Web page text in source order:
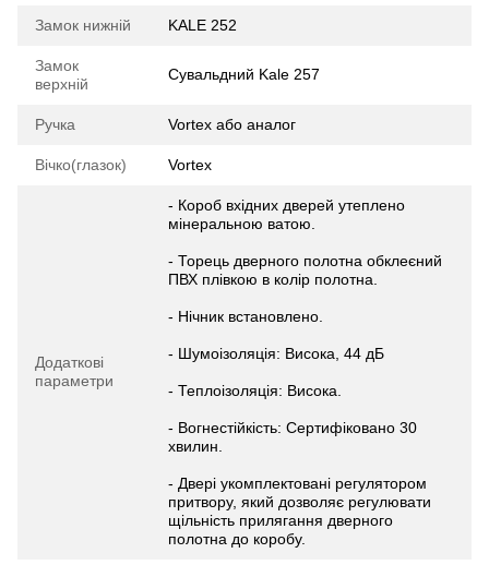
Замок нижній KALE 252
Замок
верхній
Сувальдний Kale 257
Ручка Vortex або аналог
Вічко(глазок) Vortex
Додаткові
параметри
- Короб вхідних дверей утеплено
мінеральною ватою.
- Торець дверного полотна обклеєний
ПВХ плівкою в колір полотна.
- Нічник встановлено.
- Шумоізоляція: Висока, 44 дБ
- Теплоізоляція: Висока.
- Вогнестійкість: Сертифіковано 30
хвилин.
- Двері укомплектовані регулятором
притвору, який дозволяє регулювати
щільність прилягання дверного
полотна до коробу.